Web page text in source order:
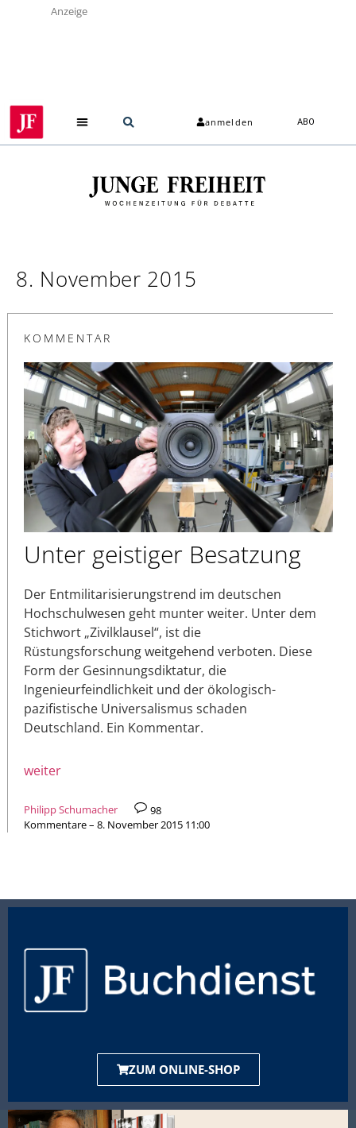
Anzeige
anmelden ABO
8. November 2015
KOMMENTAR
Unter geistiger Besatzung
Der Entmilitarisierungstrend im deutschen
Hochschulwesen geht munter weiter. Unter dem
Stichwort „Zivilklausel“, ist die
Rüstungsforschung weitgehend verboten. Diese
Form der Gesinnungsdiktatur, die
Ingenieurfeindlichkeit und der ökologisch-
pazifistische Universalismus schaden
Deutschland. Ein Kommentar.
weiter
Philipp Schumacher
98
Kommentare – 8. November 2015 11:00
ZUM ONLINE-SHOP